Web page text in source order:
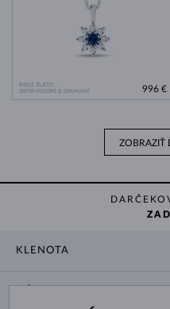
BIELE ZLATO
ZAFÍR MODRÝ & DIAMANT
996 €
ZOBRAZIŤ
KLENOTA